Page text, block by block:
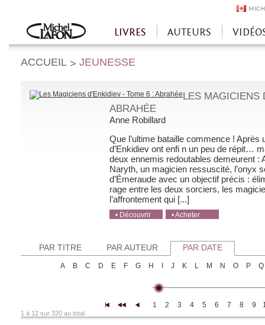
Accueil
LIVRES AUTEURS
ACCUEIL > JEUNESSE
LES MAGICIENS
ABRAHÉE
Anne Robillard
Que l’ultime bataille commence !
d’Enkidiev ont enfi n un peu de répit…
deux ennemis redoutables demeurent :
Naryth, un magicien ressuscité, l’onyx
d’Émeraude avec un objectif précis :
rage entre les deux sorciers, les
l’affrontement qui [...]
• Découvrir
• Acheter
PAR TITRE PAR AUTEUR PAR DATE
A B C D E F G H J K L M N O P Q
1 2 3 4 5 6 7 8 9
1 à 12 sur 320 au total